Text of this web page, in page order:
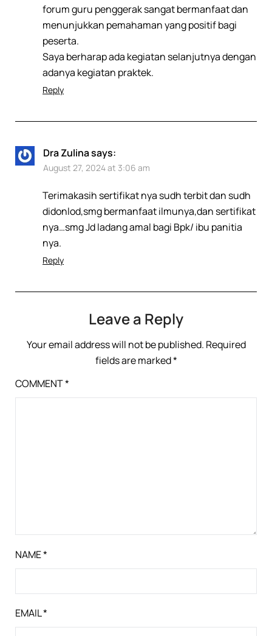
forum guru penggerak sangat bermanfaat dan
menunjukkan pemahaman yang positif bagi
peserta.
Saya berharap ada kegiatan selanjutnya dengan
adanya kegiatan praktek.
Reply
Dra Zulinasays:
August 27, 2024 at 3:06 am
Terimakasih sertifikat nya sudh terbit dan sudh
didonlod,smg bermanfaat ilmunya,dan sertifikat
nya…smg Jd ladang amal bagi Bpk/ ibu panitia
nya.
Reply
Leave a Reply
Your email address will not be published. Required
fields are marked*
COMMENT*
NAME*
EMAIL*